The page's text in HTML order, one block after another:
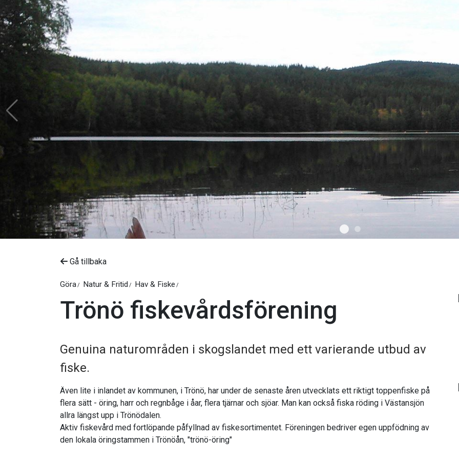
Gå tillbaka
Göra Natur & Fritid Hav & Fiske
Trönö fiskevårdsförening
Genuina naturområden i skogslandet med ett varierande utbud av
fiske.
Även lite i inlandet av kommunen, i Trönö, har under de senaste åren utvecklats ett riktigt toppenfiske på
flera sätt - öring, harr och regnbåge i åar, flera tjärnar och sjöar. Man kan också fiska röding i Västansjön
allra längst upp i Trönödalen.
Aktiv fiskevård med fortlöpande påfyllnad av fiskesortimentet. Föreningen bedriver egen uppfödning av
den lokala öringstammen i Trönöån, "trönö-öring"